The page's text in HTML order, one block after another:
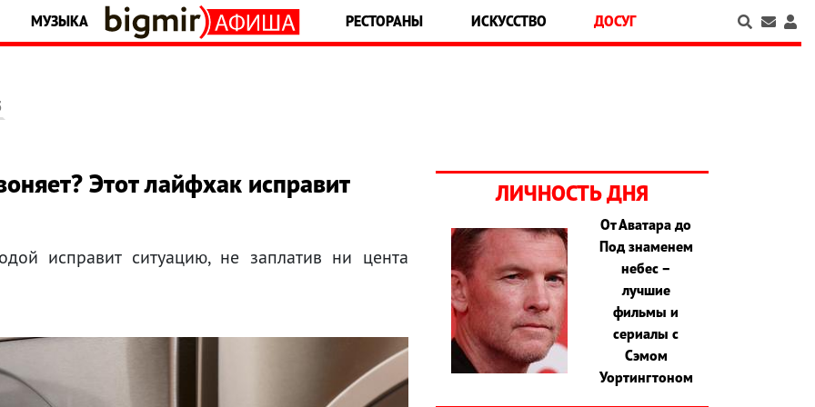
МУЗЫКА РЕСТОРАНЫ ИСКУССТВО ДОСУГ
Этот лайфхак исправит
исправит ситуацию, не заплатив ни цента
ЛИЧНОСТЬ ДНЯ
От Аватара до
Под знаменем
небес –
лучшие
фильмы и
сериалы с
Сэмом
Уортингтоном